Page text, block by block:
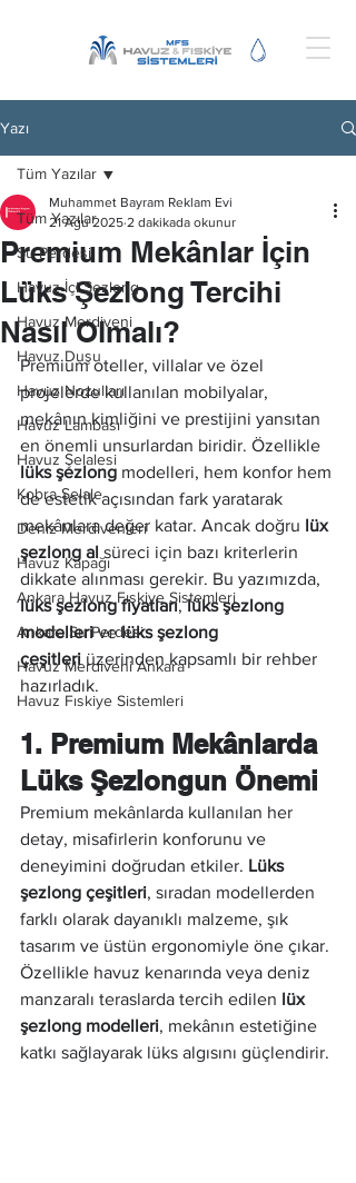
Yazı
Tüm Yazılar
Su Perdesi
Havuz İçi Şezlong
Havuz Merdiveni
Havuz Duşu
Havuz Nozulları
Havuz Lambası
Havuz Şelalesi
Kobra Şelale
Deniz Merdivenleri
Havuz Kapağı
Ankara Havuz Fıskiye Sistemleri
Ankara Su Perdesi
Havuz Merdiveni Ankara
Havuz Fıskiye Sistemleri
Tüm Yazılar
Premium Mekânlar İçin
Lüks Şezlong Tercihi
Nasıl Olmalı?
Muhammet Bayram Reklam Evi
21 Ağu 2025 2 dakikada okunur
Premium oteller, villalar ve özel
projelerde kullanılan mobilyalar,
mekânın kimliğini ve prestijini yansıtan
en önemli unsurlardan biridir. Özellikle
lüks şezlong modelleri, hem konfor hem
de estetik açısından fark yaratarak
mekânlara değer katar. Ancak doğru lüx
şezlong al süreci için bazı kriterlerin
dikkate alınması gerekir. Bu yazımızda,
lüks şezlong fiyatları, lüks şezlong
modelleri ve lüks şezlong
çeşitleri üzerinden kapsamlı bir rehber
hazırladık.
1. Premium Mekânlarda
Lüks Şezlongun Önemi
Premium mekânlarda kullanılan her
detay, misafirlerin konforunu ve
deneyimini doğrudan etkiler. Lüks
şezlong çeşitleri, sıradan modellerden
farklı olarak dayanıklı malzeme, şık
tasarım ve üstün ergonomiyle öne çıkar.
Özellikle havuz kenarında veya deniz
manzaralı teraslarda tercih edilen lüx
şezlong modelleri, mekânın estetiğine
katkı sağlayarak lüks algısını güçlendirir.